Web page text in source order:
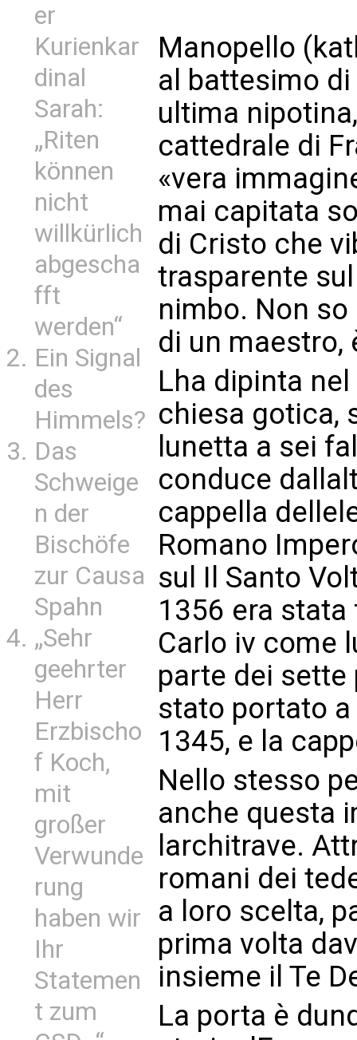
er
Kurienkar
dinal
Sarah:
„Riten
können
nicht
willkürlich
abgescha
fft
werden“
Ein Signal
des
Himmels?
Das
Schweige
n der
Bischöfe
zur Causa
Spahn
„Sehr
geehrter
Herr
Erzbischo
f Koch,
mit
großer
Verwunde
rung
haben wir
Ihr
Statemen
t zum
Manopello
al battesimo
ultima
cattedrale di
«vera
mai capitata
di Cristo che
trasparente
nimbo. Non
di un maestro,
Lha dipinta
chiesa gotica,
lunetta a sei
conduce
cappella
Romano
sul Il Santo
1356 era stata
Carlo iv come
parte dei
stato portato
1345, e la
Nello stesso
anche questa
larchitrave.
romani dei
a loro scelta,
prima volta
insieme il Te
La porta è